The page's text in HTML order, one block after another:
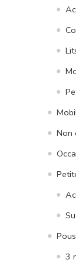
Non
3